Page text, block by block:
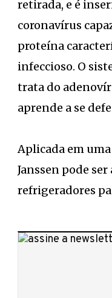
retirada, e é
coronavírus
proteína
infeccioso. O
trata do
aprende a se
Aplicada em
Janssen pode
refrigeradores